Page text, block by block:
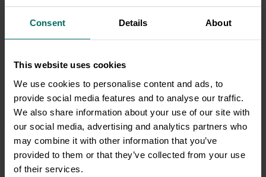
Consent Details About
This website uses cookies
We use cookies to personalise content and ads, to
provide social media features and to analyse our traffic.
We also share information about your use of our site with
our social media, advertising and analytics partners who
may combine it with other information that you’ve
provided to them or that they’ve collected from your use
of their services.
Na kartce może się też znaleźć cel darowizny - możesz go także
kartki→
Jesteś moją słodką krówką